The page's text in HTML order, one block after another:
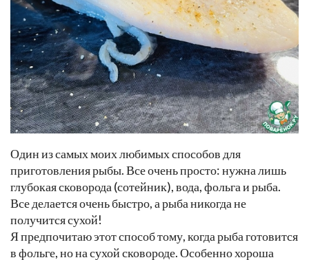
Один из самых моих любимых способов для
приготовления рыбы. Все очень просто: нужна лишь
глубокая сковорода (сотейник), вода, фольга и рыба.
Все делается очень быстро, а рыба никогда не
получится сухой!
Я предпочитаю этот способ тому, когда рыба готовится
в фольге, но на сухой сковороде. Особенно хороша